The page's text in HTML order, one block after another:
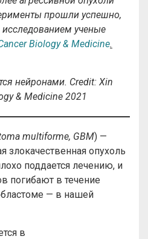
прошли успешно,
ученые
Biology & Medicine.
нейронами. Credit: Xin
& Medicine 2021
multiforme, GBM) —
злокачественная опухоль
поддается лечению, и
погибают в течение
— в нашей
в